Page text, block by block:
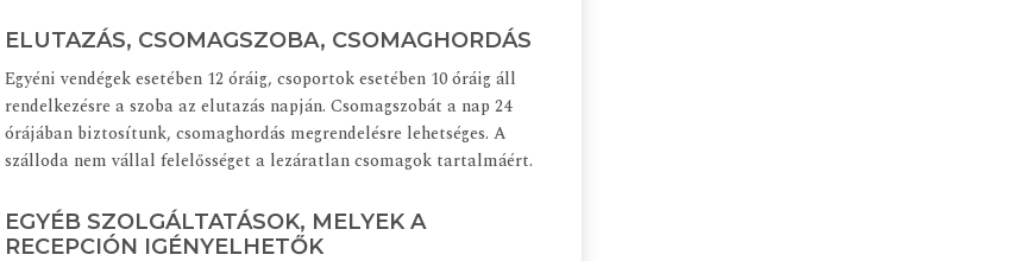
ELUTAZÁS, CSOMAGSZOBA, CSOMAGHORDÁS
Egyéni vendégek esetében 12 óráig, csoportok esetében 10 óráig áll
rendelkezésre a szoba az elutazás napján. Csomagszobát a nap 24
órájában biztosítunk, csomaghordás megrendelésre lehetséges. A
szálloda nem vállal felelősséget a lezáratlan csomagok tartalmáért.
EGYÉB SZOLGÁLTATÁSOK, MELYEK A
RECEPCIÓN IGÉNYELHETŐK